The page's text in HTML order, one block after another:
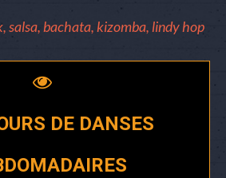
salsa, bachata, kizomba, lindy hop
DE DANSES